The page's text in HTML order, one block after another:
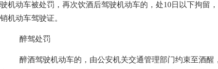
驶机动车被处罚，再次饮酒后驾驶机动车的，处10日以下拘留
销机动车驾驶证。
醉驾处罚
醉酒驾驶机动车的，由公安机关交通管理部门约束至酒醒